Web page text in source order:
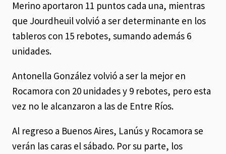
Merino aportaron 11 puntos cada una, mientras
que Jourdheuil volvió a ser determinante en los
tableros con 15 rebotes, sumando además 6
unidades.
Antonella González volvió a ser la mejor en
Rocamora con 20 unidades y 9 rebotes, pero esta
vez no le alcanzaron a las de Entre Ríos.
Al regreso a Buenos Aires, Lanús y Rocamora se
verán las caras el sábado. Por su parte, los